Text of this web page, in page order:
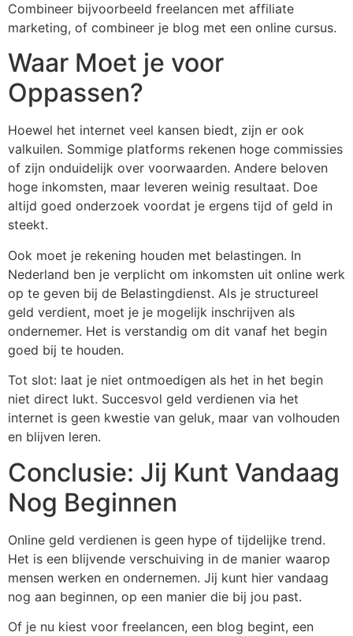
Combineer bijvoorbeeld freelancen met affiliate
marketing, of combineer je blog met een online cursus.
Waar Moet je voor
Oppassen?
Hoewel het internet veel kansen biedt, zijn er ook
valkuilen. Sommige platforms rekenen hoge commissies
of zijn onduidelijk over voorwaarden. Andere beloven
hoge inkomsten, maar leveren weinig resultaat. Doe
altijd goed onderzoek voordat je ergens tijd of geld in
steekt.
Ook moet je rekening houden met belastingen. In
Nederland ben je verplicht om inkomsten uit online werk
op te geven bij de Belastingdienst. Als je structureel
geld verdient, moet je je mogelijk inschrijven als
ondernemer. Het is verstandig om dit vanaf het begin
goed bij te houden.
Tot slot: laat je niet ontmoedigen als het in het begin
niet direct lukt. Succesvol geld verdienen via het
internet is geen kwestie van geluk, maar van volhouden
en blijven leren.
Conclusie: Jij Kunt Vandaag
Nog Beginnen
Online geld verdienen is geen hype of tijdelijke trend.
Het is een blijvende verschuiving in de manier waarop
mensen werken en ondernemen. Jij kunt hier vandaag
nog aan beginnen, op een manier die bij jou past.
Of je nu kiest voor freelancen, een blog begint, een